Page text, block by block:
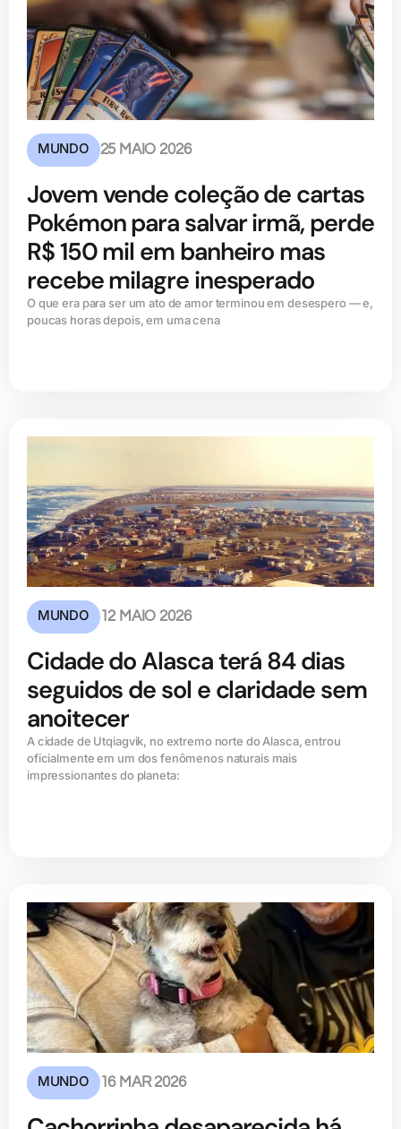
MUNDO 25 MAIO 2026
Jovem vende coleção de cartas
Pokémon para salvar irmã, perde
R$ 150 mil em banheiro mas
recebe milagre inesperado
O que era para ser um ato de amor terminou em desespero — e,
poucas horas depois, em uma cena
MUNDO 12 MAIO 2026
Cidade do Alasca terá 84 dias
seguidos de sol e claridade sem
anoitecer
A cidade de Utqiagvik, no extremo norte do Alasca, entrou
oficialmente em um dos fenômenos naturais mais
impressionantes do planeta:
MUNDO 16 MAR 2026